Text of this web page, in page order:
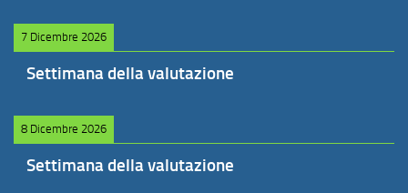
7 Dicembre 2026
Settimana della valutazione
8 Dicembre 2026
Settimana della valutazione